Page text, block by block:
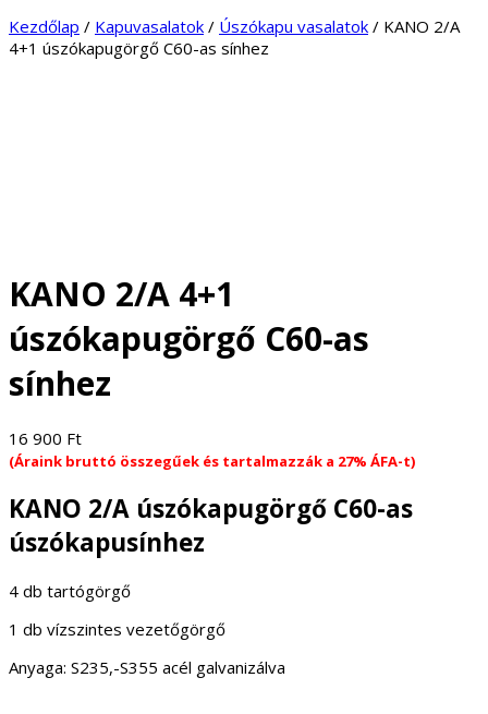
Kezdőlap / Kapuvasalatok / Úszókapu vasalatok / KANO 2/A
4+1 úszókapugörgő C60-as sínhez
KANO 2/A 4+1
úszókapugörgő C60-as
sínhez
16 900 Ft
(Áraink bruttó összegűek és tartalmazzák a 27% ÁFA-t)
KANO 2/A úszókapugörgő C60-as
úszókapusínhez
4 db tartógörgő
1 db vízszintes vezetőgörgő
Anyaga: S235,-S355 acél galvanizálva